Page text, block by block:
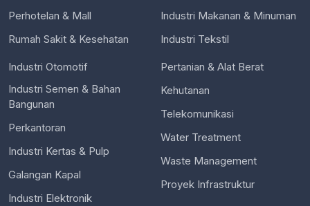
Perhotelan & Mall
Rumah Sakit & Kesehatan
Industri Makanan & Minuman
Industri Tekstil
Industri Otomotif
Industri Semen & Bahan
Bangunan
Perkantoran
Industri Kertas & Pulp
Galangan Kapal
Industri Elektronik
Pertanian & Alat Berat
Kehutanan
Telekomunikasi
Water Treatment
Waste Management
Proyek Infrastruktur